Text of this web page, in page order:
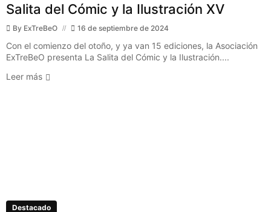
Salita del Cómic y la Ilustración XV
By ExTreBeO 16 de septiembre de 2024
Con el comienzo del otoño, y ya van 15 ediciones, la Asociación
ExTreBeO presenta La Salita del Cómic y la Ilustración....
Leer más
Destacado